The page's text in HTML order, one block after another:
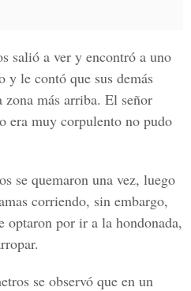
salió a ver y encontró a uno
le contó que sus demás
zona más arriba. El señor
era muy corpulento no pudo
se quemaron una vez, luego
corriendo, sin embargo,
por ir a la hondonada,
se observó que en un